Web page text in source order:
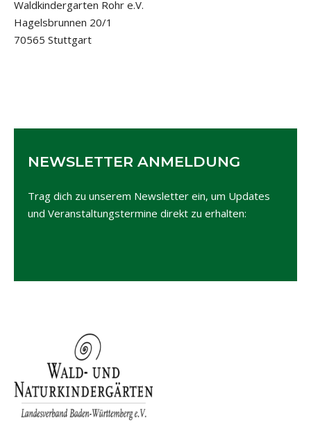
Waldkindergarten Rohr e.V.
Hagelsbrunnen 20/1
70565 Stuttgart
NEWSLETTER ANMELDUNG
Trag dich zu unserem Newsletter ein, um Updates
und Veranstaltungstermine direkt zu erhalten: